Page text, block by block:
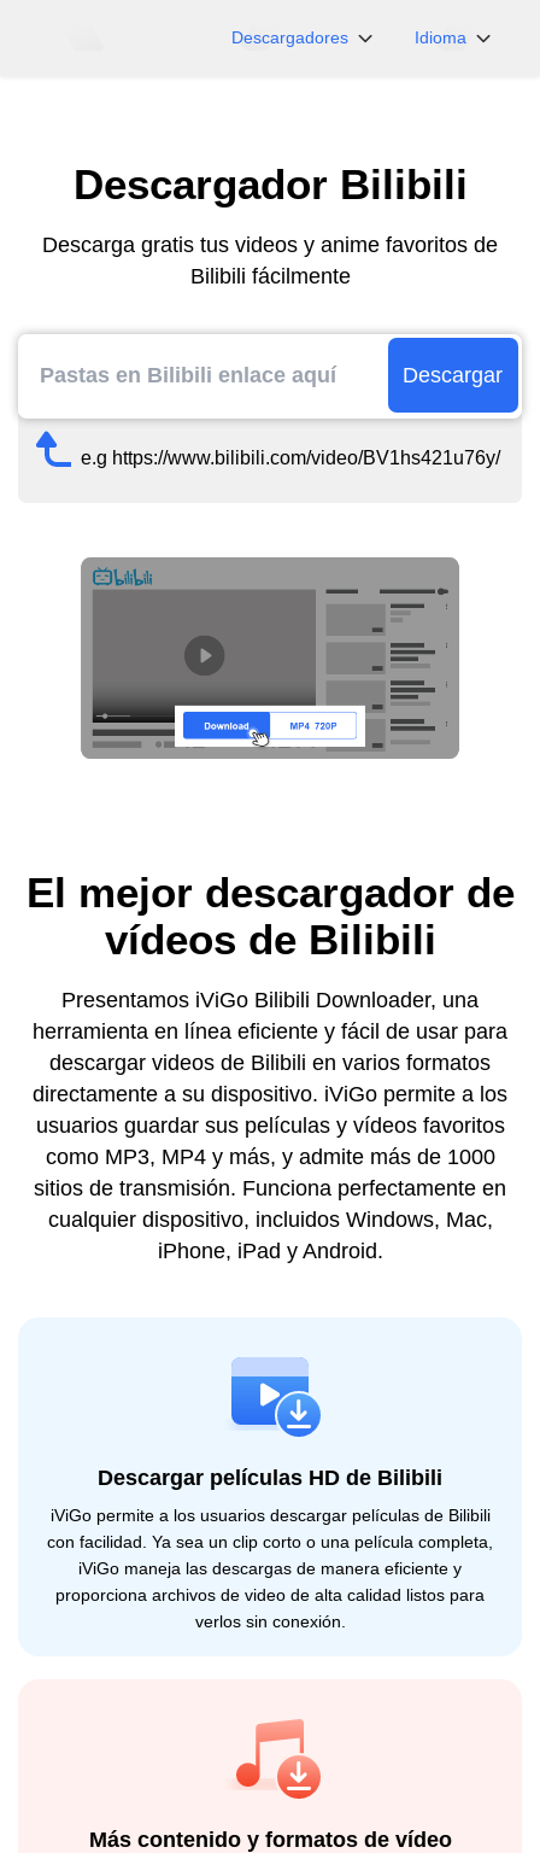
Descargadores
iFunny
OnlyFans
Myfans
Idioma
Español
Português
Descargador Bilibili
Descarga gratis tus videos y anime favoritos de
Bilibili fácilmente
Descargar
e.g https://www.bilibili.com/video/BV1hs421u76y/
El mejor descargador de
vídeos de Bilibili
Presentamos iViGo Bilibili Downloader, una
herramienta en línea eficiente y fácil de usar para
descargar videos de Bilibili en varios formatos
directamente a su dispositivo. iViGo permite a los
usuarios guardar sus películas y vídeos favoritos
como MP3, MP4 y más, y admite más de 1000
sitios de transmisión. Funciona perfectamente en
cualquier dispositivo, incluidos Windows, Mac,
iPhone, iPad y Android.
Descargar películas HD de Bilibili
iViGo permite a los usuarios descargar películas de Bilibili
con facilidad. Ya sea un clip corto o una película completa,
iViGo maneja las descargas de manera eficiente y
proporciona archivos de video de alta calidad listos para
verlos sin conexión.
Más contenido y formatos de vídeo